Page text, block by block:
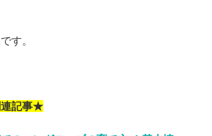
す。
記事★